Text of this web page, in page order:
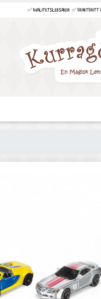
✅ KVALITETSLEKSAKER ✅ FRAKTFRITT